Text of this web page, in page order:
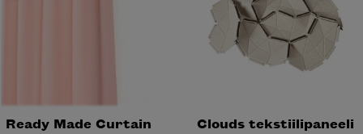
Ready Made Curtain
Clouds tekstiilipaneeli